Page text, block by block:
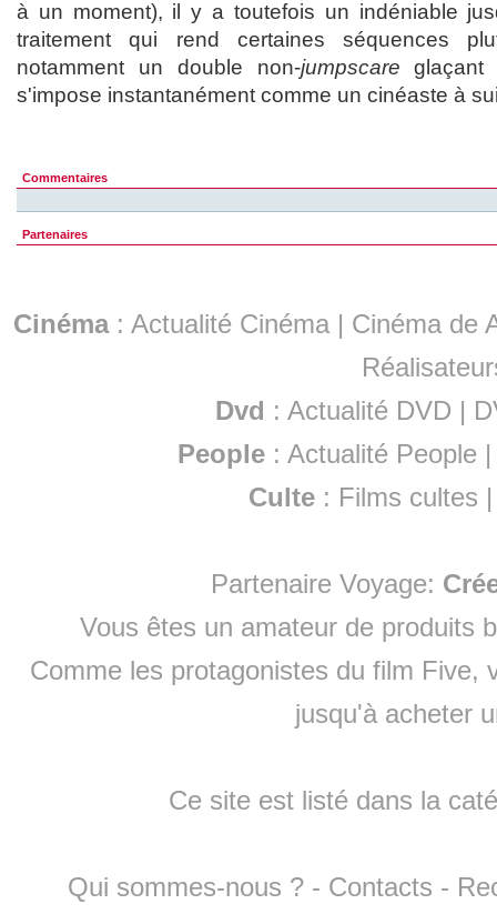
à un moment), il y a toutefois un indéniable
traitement qui rend certaines séquences
notamment un double non-jumpscare glaçant
s'impose instantanément comme un cinéaste à
Commentaires
Partenaires
Cinéma: Actualité Cinéma | Cinéma de
Dvd : Actualité DVD |
People :Actualité People
Culte : Films cultes
Partenaire Voyage:
Vous êtes un amateur de produits
Comme les protagonistes du film Five,
jusqu'à acheter
Ce site est listé dans la
Qui sommes-nous ? - Contacts -